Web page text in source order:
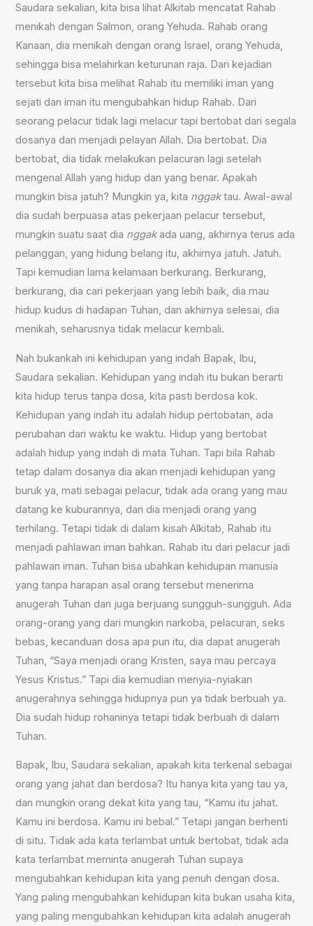
Saudara sekalian, kita bisa lihat Alkitab mencatat Rahab
menikah dengan Salmon, orang Yehuda. Rahab orang
Kanaan, dia menikah dengan orang Israel, orang Yehuda,
sehingga bisa melahirkan keturunan raja. Dari kejadian
tersebut kita bisa melihat Rahab itu memiliki iman yang
sejati dan iman itu mengubahkan hidup Rahab. Dari
seorang pelacur tidak lagi melacur tapi bertobat dari segala
dosanya dan menjadi pelayan Allah. Dia bertobat. Dia
bertobat, dia tidak melakukan pelacuran lagi setelah
mengenal Allah yang hidup dan yang benar. Apakah
mungkin bisa jatuh? Mungkin ya, kita nggaktau. Awal-awal
dia sudah berpuasa atas pekerjaan pelacur tersebut,
mungkin suatu saat dia nggakada uang, akhirnya terus ada
pelanggan, yang hidung belang itu, akhirnya jatuh. Jatuh.
Tapi kemudian lama kelamaan berkurang. Berkurang,
berkurang, dia cari pekerjaan yang lebih baik, dia mau
hidup kudus di hadapan Tuhan, dan akhirnya selesai, dia
menikah, seharusnya tidak melacur kembali.
Nah bukankah ini kehidupan yang indah Bapak, Ibu,
Saudara sekalian. Kehidupan yang indah itu bukan berarti
kita hidup terus tanpa dosa, kita pasti berdosa kok.
Kehidupan yang indah itu adalah hidup pertobatan, ada
perubahan dari waktu ke waktu. Hidup yang bertobat
adalah hidup yang indah di mata Tuhan. Tapi bila Rahab
tetap dalam dosanya dia akan menjadi kehidupan yang
buruk ya, mati sebagai pelacur, tidak ada orang yang mau
datang ke kuburannya, dan dia menjadi orang yang
terhilang. Tetapi tidak di dalam kisah Alkitab, Rahab itu
menjadi pahlawan iman bahkan. Rahab itu dari pelacur jadi
pahlawan iman. Tuhan bisa ubahkan kehidupan manusia
yang tanpa harapan asal orang tersebut menerima
anugerah Tuhan dan juga berjuang sungguh-sungguh. Ada
orang-orang yang dari mungkin narkoba, pelacuran, seks
bebas, kecanduan dosa apa pun itu, dia dapat anugerah
Tuhan, “Saya menjadi orang Kristen, saya mau percaya
Yesus Kristus.” Tapi dia kemudian menyia-nyiakan
anugerahnya sehingga hidupnya pun ya tidak berbuah ya.
Dia sudah hidup rohaninya tetapi tidak berbuah di dalam
Tuhan.
Bapak, Ibu, Saudara sekalian, apakah kita terkenal sebagai
orang yang jahat dan berdosa? Itu hanya kita yang tau ya,
dan mungkin orang dekat kita yang tau, “Kamu itu jahat.
Kamu ini berdosa. Kamu ini bebal.” Tetapi jangan berhenti
di situ. Tidak ada kata terlambat untuk bertobat, tidak ada
kata terlambat meminta anugerah Tuhan supaya
mengubahkan kehidupan kita yang penuh dengan dosa.
Yang paling mengubahkan kehidupan kita bukan usaha kita,
yang paling mengubahkan kehidupan kita adalah anugerah